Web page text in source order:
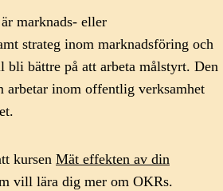
marknads- eller
strateg inom marknadsföring och
bättre på att arbeta målstyrt. Den
arbetar inom offentlig verksamhet
kursen Mät effekten av din
vill lära dig mer om OKRs.